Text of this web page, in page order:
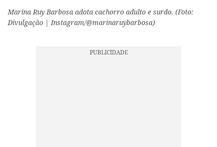
Marina Ruy Barbosa adota cachorro adulto e surdo. (Foto:
Divulgação | Instagram/@marinaruybarbosa)